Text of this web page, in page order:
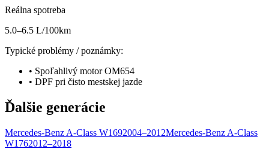
Reálna spotreba
5.0–6.5 L/100km
Typické problémy / poznámky:
• Spoľahlivý motor OM654
• DPF pri čisto mestskej jazde
Ďalšie generácie
Mercedes-Benz A-Class W1692004–2012Mercedes-Benz A-Class
W1762012–2018